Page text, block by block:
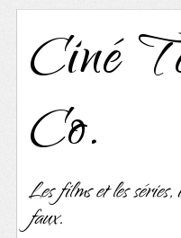
Ciné
Co.
Les films et les
faux.